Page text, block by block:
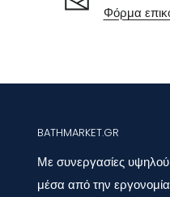
Φόρμα
BATHMARKET.GR
Με συνεργασίες
μέσα από την